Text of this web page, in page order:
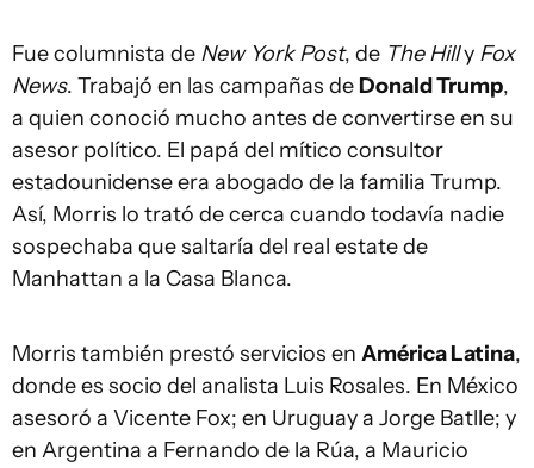
Fue columnista de New York Post, de The Hilly Fox
News. Trabajó en las campañas de Donald Trump,
a quien conoció mucho antes de convertirse en su
asesor político. El papá del mítico consultor
estadounidense era abogado de la familia Trump.
Así, Morris lo trató de cerca cuando todavía nadie
sospechaba que saltaría del real estate de
Manhattan a la Casa Blanca.
Morris también prestó servicios en América Latina,
donde es socio del analista Luis Rosales. En México
asesoró a Vicente Fox; en Uruguay a Jorge Batlle; y
en Argentina a Fernando de la Rúa, a Mauricio